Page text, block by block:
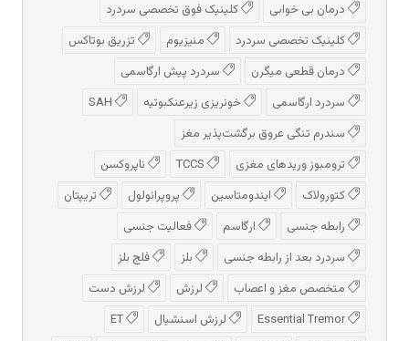
درمان بی خوابی
کلینیک فوق تخصصی سردرد
کلینیک تخصصی سردرد
منیزیوم
تزریق بوتاکس
درمان قطعی میگرن
سردرد پیش‌ ارگاسمی
سردرد ارگاسمی
خونریزی زیرعنکبوتیه
سندرم تنگی عروق برگشت‌پذیر مغز
ترومبوز وریدهای مغزی
ناپروکسن
کتورولاک
ایندومتاسین پروپرانولول
تریپتان
رابطه جنسی
ارگاسم
فعالیت جنسی
سردرد بعد از رابطه جنسی
بلز
فلج بلز
متخصص مغز و اعصاب
لرزش
لرزش دست
لرزش اسنشیال